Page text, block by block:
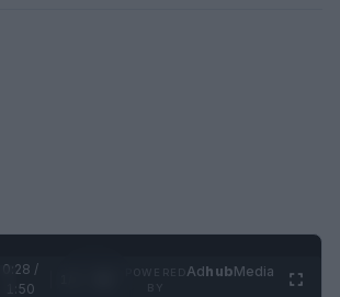
0:29 /
1:50
AdhubMedia